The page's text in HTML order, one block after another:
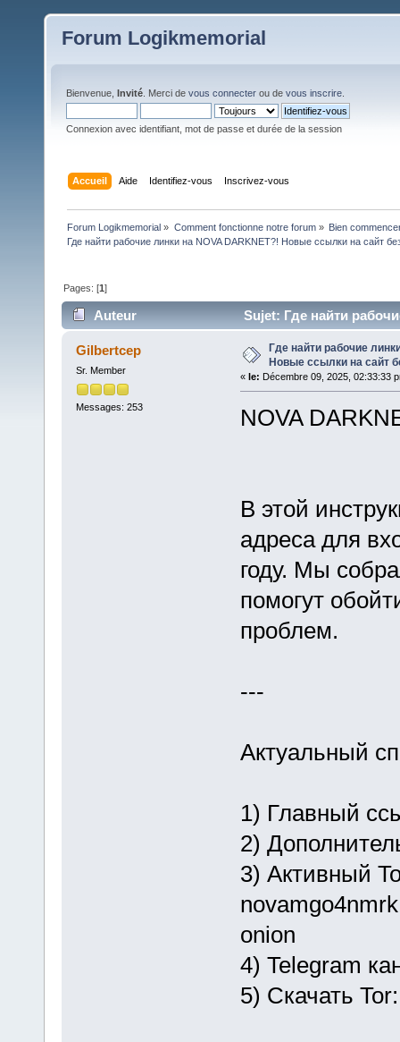
Forum Logikmemorial
Bienvenue, Invité . Merci de vous connecter ou de vous inscrire
Connexion avec identifiant, mot de passe et durée de la session
Accueil Aide Identifiez-vous Inscrivez-vous
Forum Logikmemorial » Comment fonctionne notre forum» Bien
Где найти рабочие линки на NOVA DARKNET?! Новые ссылки на сайт
Pages: [1]
Auteur
Sujet: Где найти
блокировок Пи (Lu 91 fois)
Gilbertcep
Sr. Member
Messages: 253
Где найти рабочие
Новые ссылки на сайт
« le: Décembre 09, 2025, 02:33:33
NOVA
В этой
адреса для
году. Мы
помогут
проблем.
---
Актуальный
1) Главный
2)
3) Активный
onion
4) Telegram
5) Скачать